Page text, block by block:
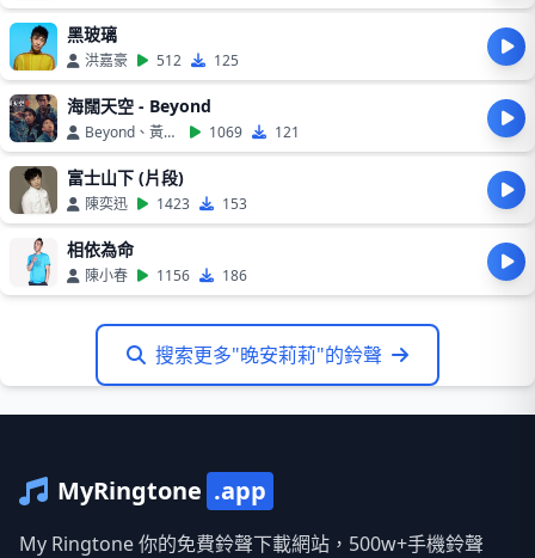
黑玻璃
洪嘉豪 512 125
海闊天空 - Beyond
Beyond、黃家駒 1069 121
富士山下 (片段)
陳奕迅 1423 153
相依為命
陳小春 1156 186
搜索更多"晚安莉莉"的鈴聲
MyRingtone .app
My Ringtone 你的免費鈴聲下載網站，500w+手機鈴聲